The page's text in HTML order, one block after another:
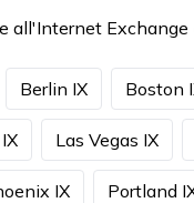
Berlin IX Boston
Las Vegas IX
IX Portland